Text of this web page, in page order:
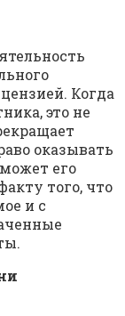
Когда
это не
оказывать
его
того, что
и с